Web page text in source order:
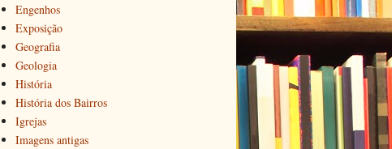
Engenhos
Exposição
Geografia
Geologia
História
História dos Bairros
Igrejas
Imagens antigas